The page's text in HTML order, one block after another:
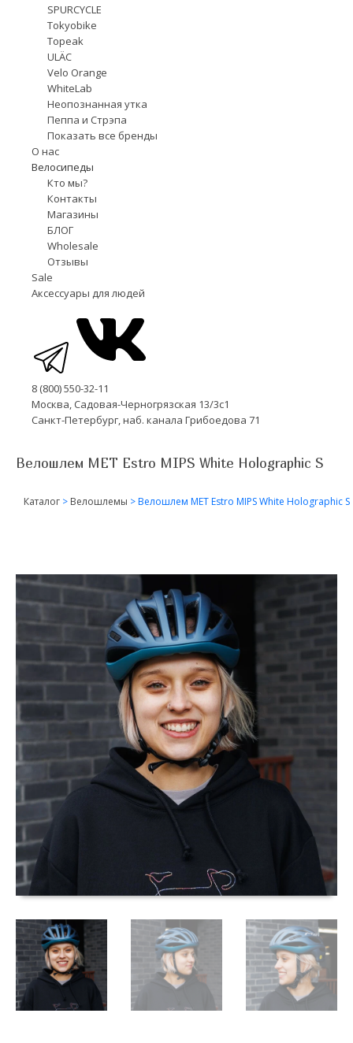
SPURCYCLE
Tokyobike
Topeak
ULÄC
Velo Orange
WhiteLab
Неопознанная утка
Пеппа и Стрэпа
Показать все бренды
О нас
Велосипеды
Кто мы?
Контакты
Магазины
БЛОГ
Wholesale
Отзывы
Sale
Аксессуары для людей
8 (800) 550-32-11
Москва, Садовая-Черногрязская 13/3с1
Санкт-Петербург, наб. канала Грибоедова 71
Велошлем MET Estro MIPS White Holographic S
Каталог > Велошлемы >Велошлем MET Estro MIPS White Holographic S